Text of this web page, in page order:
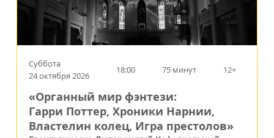
Суббота
24 октября 2026
18:00 75 минут 12+
«Органный мир фэнтези:
Гарри Поттер, Хроники Нарнии,
Властелин колец, Игра престолов»